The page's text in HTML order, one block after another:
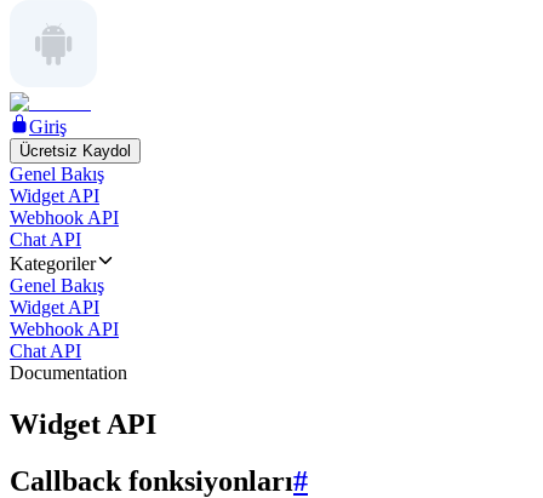
Giriş
Ücretsiz Kaydol
Genel Bakış
Widget API
Webhook API
Chat API
Kategoriler
Genel Bakış
Widget API
Webhook API
Chat API
Documentation
Widget API
Callback fonksiyonları#